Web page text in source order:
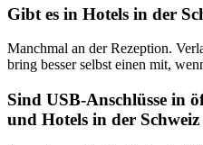
Gibt es in Hotels in der
Manchmal an der Rezeption.
bring besser selbst einen mit,
Sind USB-Anschlüsse in
und Hotels in der